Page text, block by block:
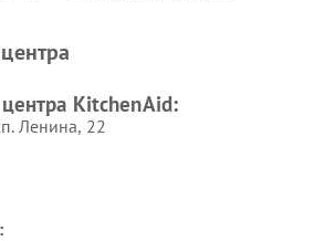
KitchenAid:
Ленина, 22